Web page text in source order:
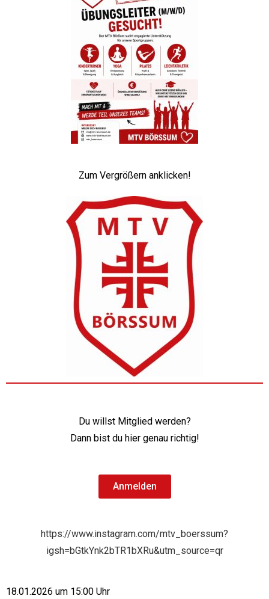
Zum Vergrößern anklicken!
Du willst Mitglied werden?
Dann bist du hier genau richtig!
Anmelden
https://www.instagram.com/mtv_boerssum?
igsh=bGtkYnk2bTR1bXRu&utm_source=qr
18.01.2026 um 15:00 Uhr